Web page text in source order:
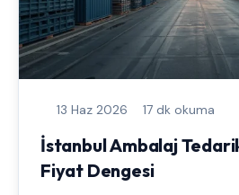
13 Haz 2026 17 dk okuma
İstanbul Ambalaj
Fiyat Dengesi